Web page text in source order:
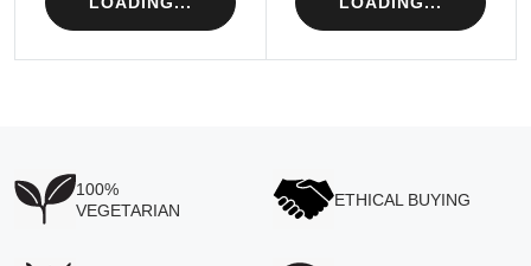
100%
VEGETARIAN
ETHICAL BUYING